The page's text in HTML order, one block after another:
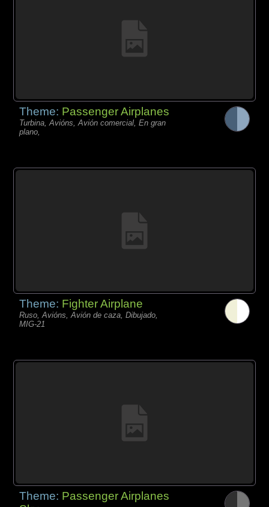
Theme: Passenger Airplanes
Turbina, Avións, Avión comercial, En gran
plano,
Theme: Fighter Airplane
Ruso, Avións, Avión de caza, Dibujado,
MIG-21
Theme: Passenger Airplanes